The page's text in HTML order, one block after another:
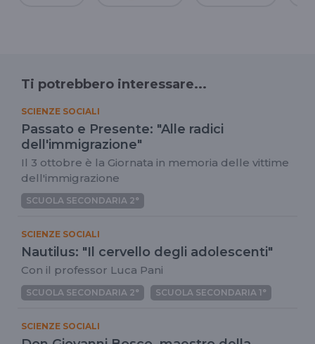
Ti potrebbero interessare...
SCIENZE SOCIALI
Passato e Presente: "Alle radici
dell'immigrazione"
Il 3 ottobre è la Giornata in memoria delle vittime
dell'immigrazione
SCUOLA SECONDARIA 2°
SCIENZE SOCIALI
Nautilus: "Il cervello degli adolescenti"
Con il professor Luca Pani
SCUOLA SECONDARIA 2° SCUOLA SECONDARIA 1°
SCIENZE SOCIALI